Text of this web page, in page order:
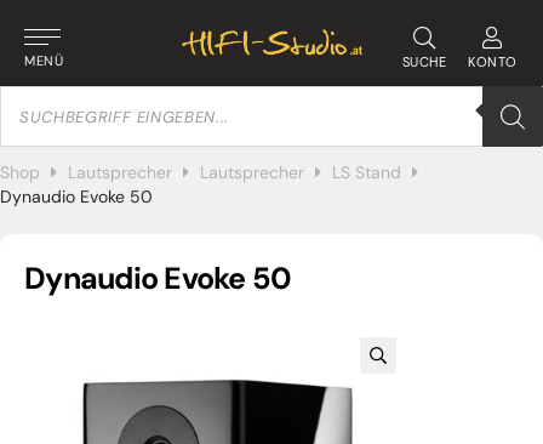
MENÜ SUCHE KONTO
Products
search
Shop Lautsprecher Lautsprecher
LS Stand
Dynaudio Evoke 50
Dynaudio Evoke 50